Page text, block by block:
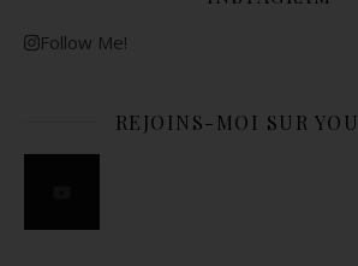
Follow Me!
REJOINS-MOI SUR